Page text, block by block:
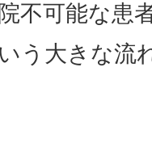
不可能な患
う大きな流